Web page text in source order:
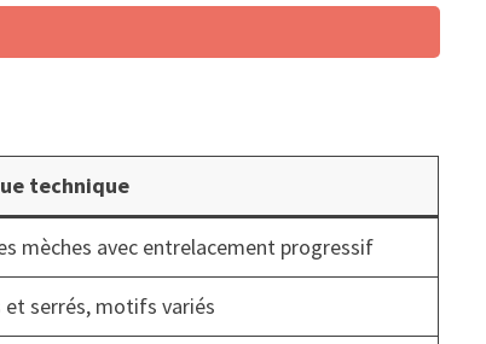
technique
mèches avec entrelacement progressif
serrés, motifs variés